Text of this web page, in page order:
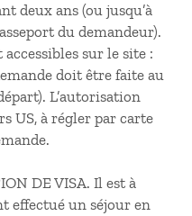
deux ans (ou jusqu’à
du demandeur).
sur le site :
doit être faite au
L’autorisation
US, à régler par carte
DE VISA. Il est à
effectué un séjour en